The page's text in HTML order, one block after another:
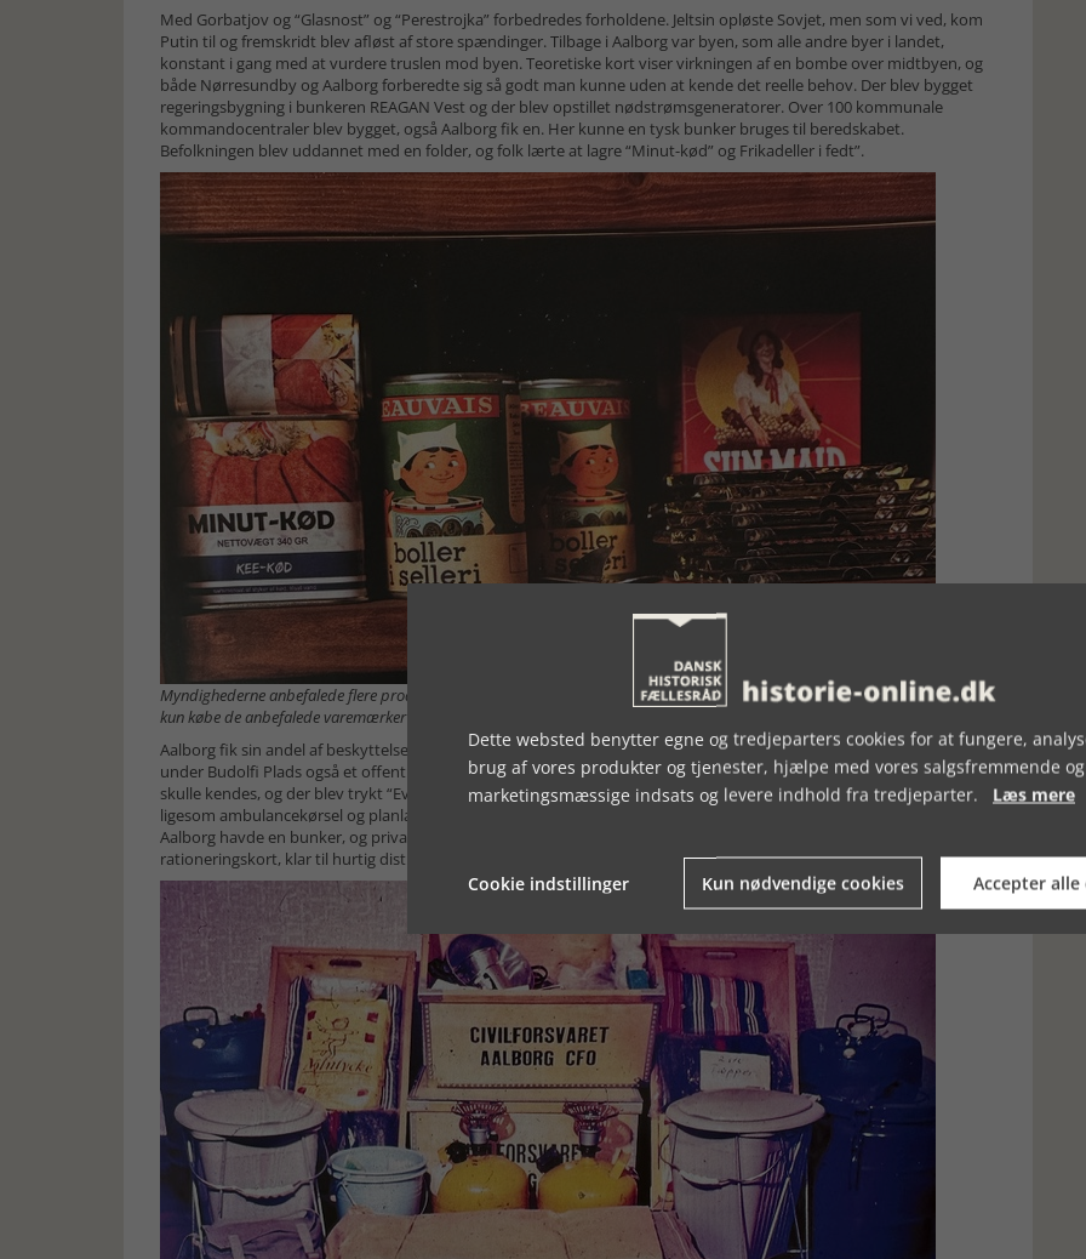
Med Gorbatjov og “Glasnost” og “Perestrojka” forbedredes forholdene. Jeltsin opløste Sovjet, men som vi ved, kom
Putin til og fremskridt blev afløst af store spændinger. Tilbage i Aalborg var byen, som alle andre byer i landet,
konstant i gang med at vurdere truslen mod byen. Teoretiske kort viser virkningen af en bombe over midtbyen, og
både Nørresundby og Aalborg forberedte sig så godt man kunne uden at kende det reelle behov. Der blev bygget
regeringsbygning i bunkeren REAGAN Vest og der blev opstillet nødstrømsgeneratorer. Over 100 kommunale
kommandocentraler blev bygget, også Aalborg fik en. Her kunne en tysk bunker bruges til beredskabet.
Befolkningen blev uddannet med en folder, og folk lærte at lagre “Minut-kød” og Frikadeller i fedt”.
Myndighederne anbefalede flere produkter til borgerne. Blandt andet Minut-kød og frikadeller i fedt. Uheldigvis kunne man
kun købe de anbefalede varemærker i Irma. De skabte stor medieomtale
Aalborg fik sin andel af beskyttelsesrum og såkaldte betondækningsgrave. I øvrigt er den store parkeringskælder
under Budolfi Plads også et offentligt beskyttelsesrum. Som i dag informerede man og hvilkee sirenesignaler, der
skulle kendes, og der blev trykt “Evakuerings-skilte” til eventuel opsætning. Sygehuset beredskab er et studie for sig,
ligesom ambulancekørsel og planlægning af store begravelsespladser understregede alvoren. Selv vandværket i
Aalborg havde en bunker, og private vagtværn og beredskabslagre blev planlagt. Der blev igen trykt
rationeringskort, klar til hurtig distribution.
Dette websted benytter egne og tredjeparters cookies for at fungere,
brug af vores produkter og tjenester, hjælpe med vores salgsfremmende og
marketingsmæssige indsats og levere indhold fra tredjeparter. Læs mere
Cookie indstillinger Kun nødvendige cookies Accepter alle